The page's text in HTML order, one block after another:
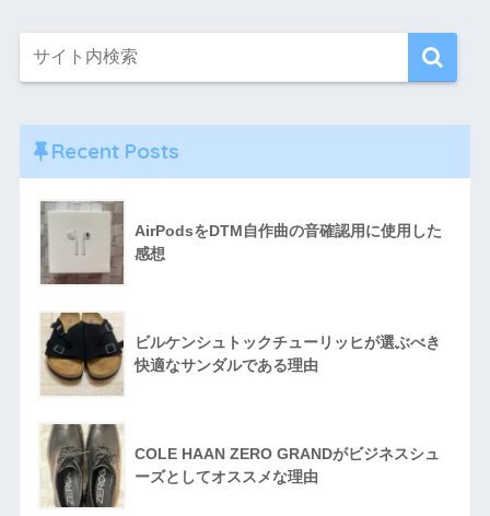
Recent Posts
AirPodsをDTM自作曲の音確認用に使用した
感想
ビルケンシュトックチューリッヒが選ぶべき
快適なサンダルである理由
COLE HAAN ZERO GRANDがビジネスシュ
ーズとしてオススメな理由